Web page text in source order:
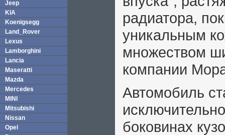
Jeep
KIA
Koenigsegg
Land_Rover
Lexus
Lamborghini
Lancia
Maseratti
Mazda
Mercedes
MINI
Mitsubishi
Nissan
Opel
радиатора,
уникальным
множеством
компании
Автомобиль
боковинах